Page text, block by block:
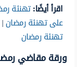
اقرأ أيضًا:تهنئة
على تهنئة رمضان|
تهنئة رمضان
ورقة مقاضي